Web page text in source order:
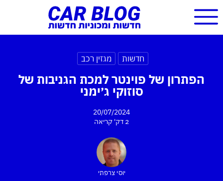
חדשות מגזין רכב
הפתרון של פוינטר למכת הגניבות של
סוזוקי ג׳ימני
20/07/2024
2 דק'
קריאה
יוסי צרפתי